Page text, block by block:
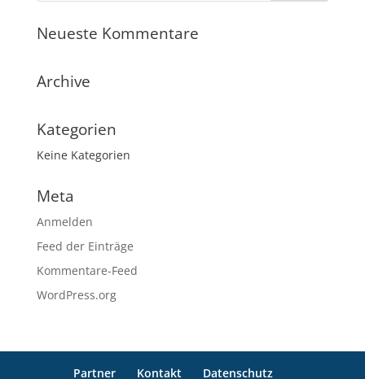
Neueste Kommentare
Archive
Kategorien
Keine Kategorien
Meta
Anmelden
Feed der Einträge
Kommentare-Feed
WordPress.org
Partner Kontakt Datenschutz